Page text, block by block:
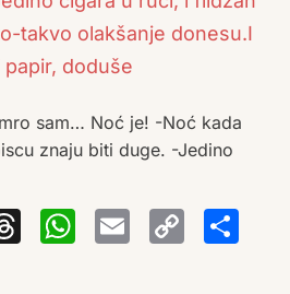
sam… Noć je! -Noć kada
znaju biti duge. -Jedino
Threads
Email